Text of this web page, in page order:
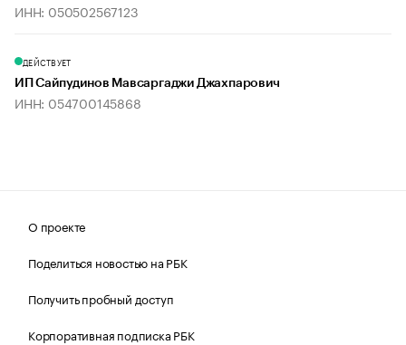
ИНН: 050502567123
ДЕЙСТВУЕТ
ИП Сайпудинов Мавсаргаджи Джахпарович
ИНН: 054700145868
О проекте
Поделиться новостью на РБК
Получить пробный доступ
Корпоративная подписка РБК